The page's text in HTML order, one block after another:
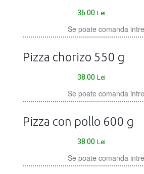
36.00 Lei
Se poate comanda
Pizza chorizo 550 g
38.00 Lei
Se poate comanda
Pizza con pollo 600 g
38.00 Lei
Se poate comanda